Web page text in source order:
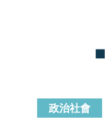
政治社會